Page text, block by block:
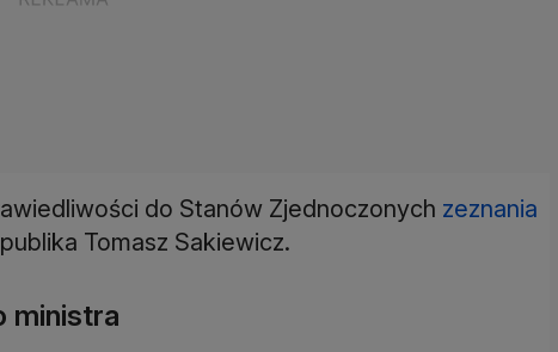
do Stanów Zjednoczonych zeznania
Tomasz Sakiewicz.
ministra